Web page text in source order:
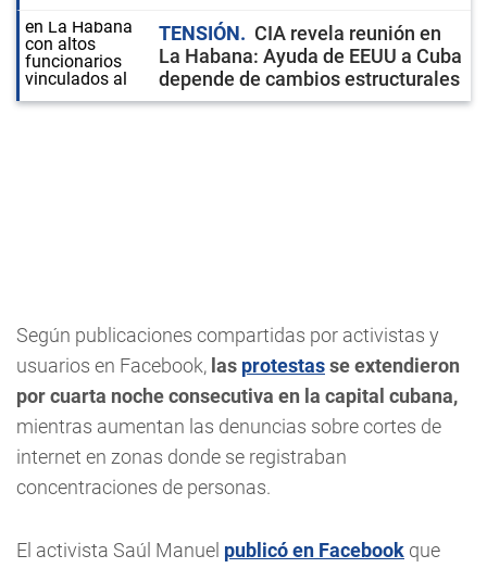
TENSIÓN
CIA revela reunión en
La Habana: Ayuda de EEUU a Cuba
depende de cambios estructurales
Según publicaciones compartidas por activistas y
usuarios en Facebook, las protestasse extendieron
por cuarta noche consecutiva en la capital cubana,
mientras aumentan las denuncias sobre cortes de
internet en zonas donde se registraban
concentraciones de personas.
El activista Saúl Manuel publicó en Facebook que